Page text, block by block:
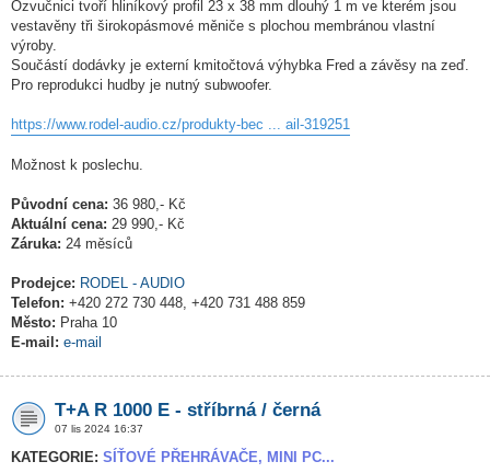
Ozvučnici tvoří hliníkový profil 23 x 38 mm dlouhý 1 m ve kterém jsou
vestavěny tři širokopásmové měniče s plochou membránou vlastní
výroby.
Součástí dodávky je externí kmitočtová výhybka Fred a závěsy na zeď.
Pro reprodukci hudby je nutný subwoofer.
https://www.rodel-audio.cz/produkty-bec ... ail-319251
Možnost k poslechu.
Původní cena: 36 980,- Kč
Aktuální cena: 29 990,- Kč
Záruka: 24 měsíců
Prodejce: RODEL - AUDIO
Telefon: +420 272 730 448, +420 731 488 859
Město: Praha 10
E-mail: e-mail
T+A R 1000 E - stříbrná / černá
07 lis 2024 16:37
KATEGORIE: SÍŤOVÉ PŘEHRÁVAČE, MINI PC...